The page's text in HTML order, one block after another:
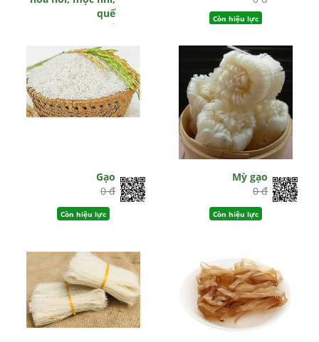
quế
0 đ
Còn hiệu lực
Còn hiệu lực
Gạo
0 đ
Còn hiệu lực
Mỳ gạo
0 đ
Còn hiệu lực